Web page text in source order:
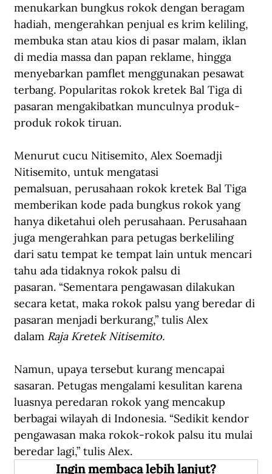
menukarkan bungkus rokok dengan beragam
hadiah, mengerahkan penjual es krim keliling,
membuka stan atau kios di pasar malam, iklan
di media massa dan papan reklame, hingga
menyebarkan pamflet menggunakan pesawat
terbang. Popularitas rokok kretek Bal Tiga di
pasaran mengakibatkan munculnya produk-
produk rokok tiruan.
Menurut cucu Nitisemito, Alex Soemadji
Nitisemito, untuk mengatasi
pemalsuan, perusahaan rokok kretek Bal Tiga
memberikan kode pada bungkus rokok yang
hanya diketahui oleh perusahaan. Perusahaan
juga mengerahkan para petugas berkeliling
dari satu tempat ke tempat lain untuk mencari
tahu ada tidaknya rokok palsu di
pasaran. “Sementara pengawasan dilakukan
secara ketat, maka rokok palsu yang beredar di
pasaran menjadi berkurang,” tulis Alex
dalam Raja Kretek Nitisemito.
Namun, upaya tersebut kurang mencapai
sasaran. Petugas mengalami kesulitan karena
luasnya peredaran rokok yang mencakup
berbagai wilayah di Indonesia. “Sedikit kendor
pengawasan maka rokok-rokok palsu itu mulai
beredar lagi,” tulis Alex.
Ingin membaca lebih lanjut?